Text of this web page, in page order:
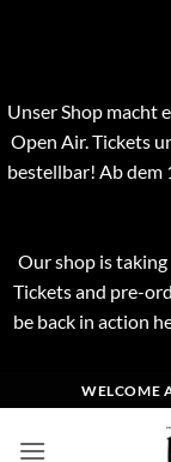
Unser Shop macht
Open Air. Tickets
bestellbar! Ab dem
Our shop is taking
Tickets and pre-
be back in action
to
content
WELCOME